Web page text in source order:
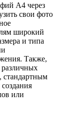
А4 через
свои фото
широкий
и типа
Также,
различных
стандартным
или